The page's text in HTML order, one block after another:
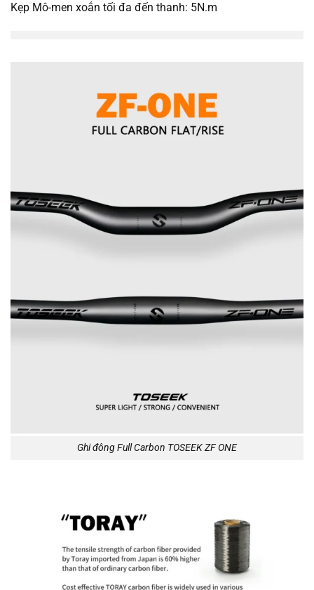
Kẹp Mô-men xoắn tối đa đến thanh: 5N.m
Ghi đông Full Carbon TOSEEK ZF ONE